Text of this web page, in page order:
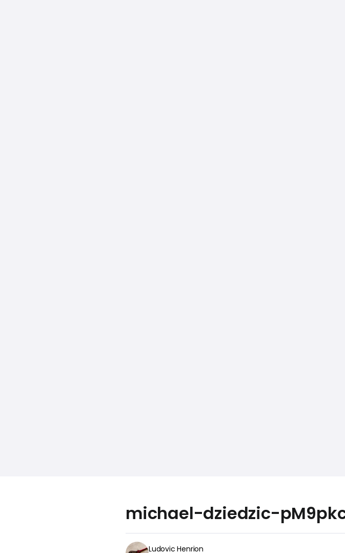
michael-dziedzic-
Ludovic Henrion